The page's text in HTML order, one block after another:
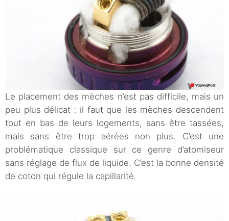
Le placement des mèches n’est pas difficile, mais un
peu plus délicat : il faut que les mèches descendent
tout en bas de leurs logements, sans être tassées,
mais sans être trop aérées non plus. C’est une
problématique classique sur ce genre d’atomiseur
sans réglage de flux de liquide. C’est la bonne densité
de coton qui régule la capillarité.